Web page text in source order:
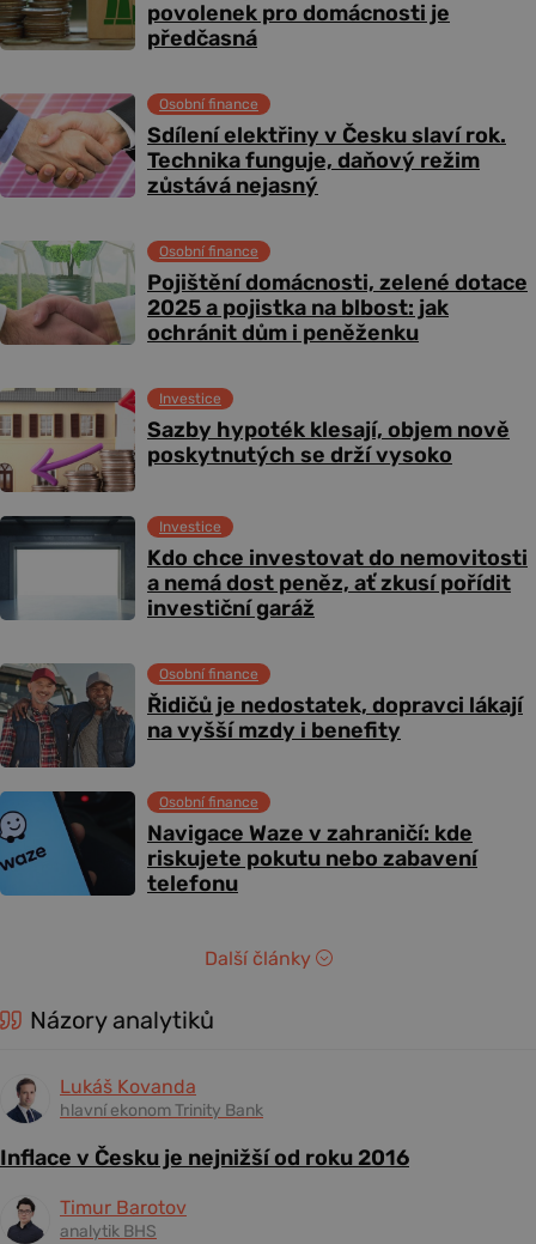
povolenek pro domácnosti je
předčasná
Sdílení elektřiny v Česku slaví rok.
Technika funguje, daňový režim
zůstává nejasný
Osobní finance
Pojištění domácnosti, zelené dotace
2025 a pojistka na blbost: jak
ochránit dům i peněženku
Osobní finance
Sazby hypoték klesají, objem nově
poskytnutých se drží vysoko
Investice
Kdo chce investovat do nemovitosti
a nemá dost peněz, ať zkusí pořídit
investiční garáž
Investice
Řidičů je nedostatek, dopravci lákají
na vyšší mzdy i benefity
Osobní finance
Navigace Waze v zahraničí: kde
riskujete pokutu nebo zabavení
telefonu
Osobní finance
Další články
Názory analytiků
Lukáš Kovanda
hlavní ekonom Trinity Bank
Inflace v Česku je nejnižší od roku 2016
Timur Barotov
analytik BHS